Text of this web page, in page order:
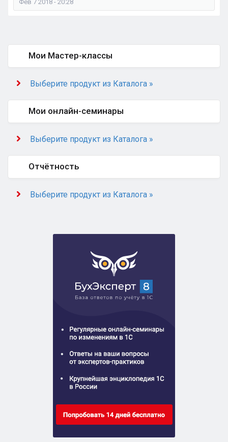
Фев 7 2018 - 20:28
Мои Мастер-классы
Выберите продукт из Каталога »
Мои онлайн-семинары
Выберите продукт из Каталога »
Отчётность
Выберите продукт из Каталога »